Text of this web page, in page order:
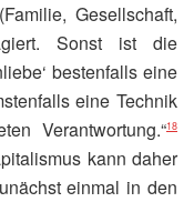
Gesellschaft,
Sonst ist die
bestenfalls eine
eine Technik
Verantwortung.“18
kann daher
einmal in den